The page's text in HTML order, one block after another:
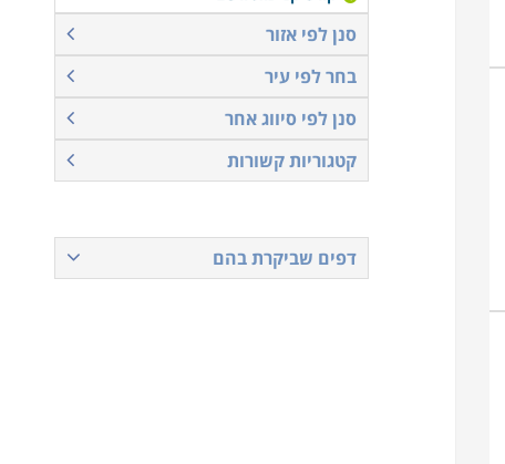
סנן לפי אזור
בחר לפי עיר
סנן לפי סיווג אחר
קטגוריות קשורות
דפים שביקרת בהם